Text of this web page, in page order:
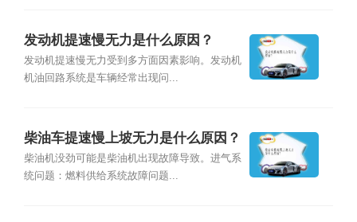
发动机提速慢无力是什么原因？
发动机提速慢无力受到多方面因素影响。发动机
机油回路系统是车辆经常出现问...
柴油车提速慢上坡无力是什么原因？
柴油机没劲可能是柴油机出现故障导致。进气系
统问题：燃料供给系统故障问题...